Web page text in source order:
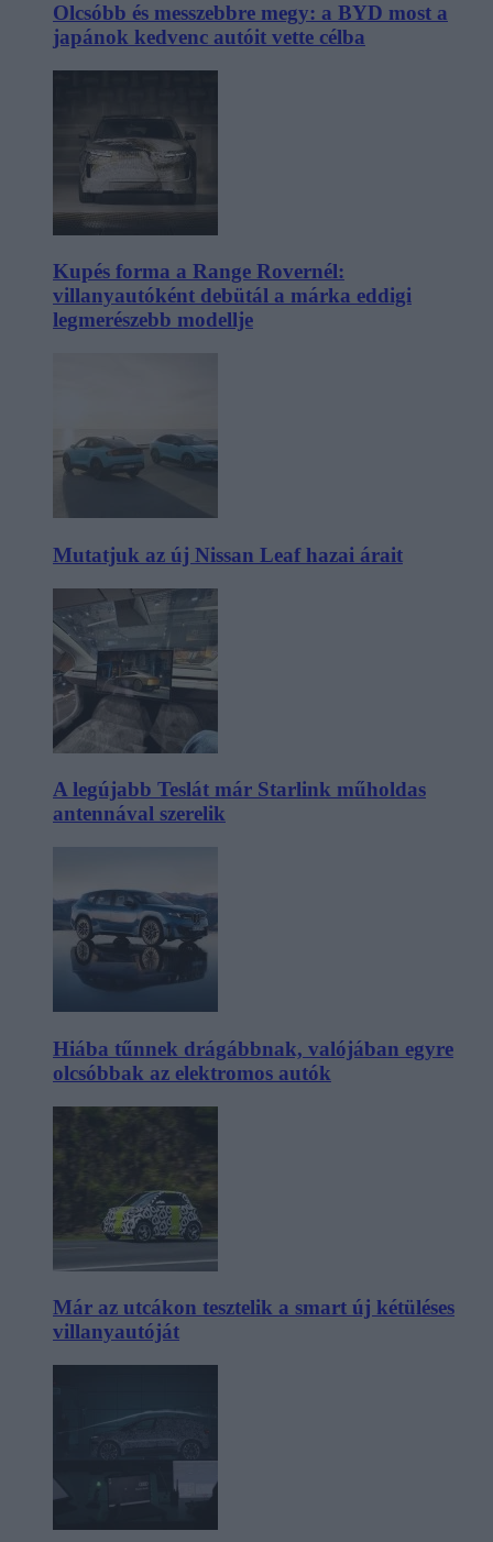
Olcsóbb és messzebbre megy: a BYD most a
japánok kedvenc autóit vette célba
Kupés forma a Range Rovernél:
villanyautóként debütál a márka eddigi
legmerészebb modellje
Mutatjuk az új Nissan Leaf hazai árait
A legújabb Teslát már Starlink műholdas
antennával szerelik
Hiába tűnnek drágábbnak, valójában egyre
olcsóbbak az elektromos autók
Már az utcákon tesztelik a smart új kétüléses
villanyautóját